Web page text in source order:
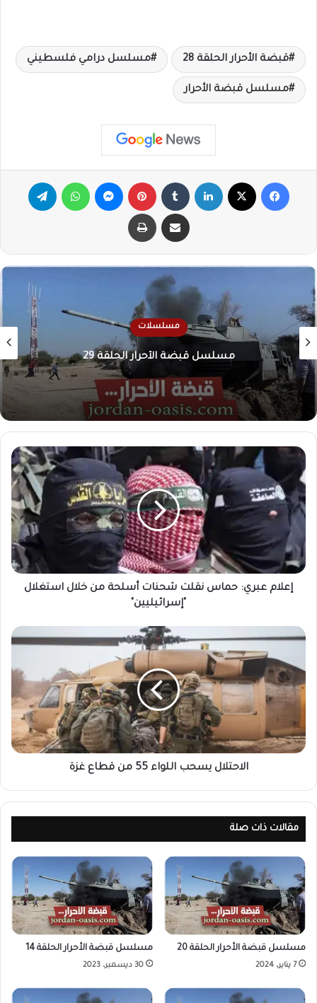
قبضة الأحرار الحلقة 28 مسلسل درامي فلسطيني
مسلسل قبضة الأحرار
مسلسلات
مسلسل قبضة الأحرار الحلقة 29
إعلام عبري: حماس نقلت شحنات أسلحة من خلال استغلال
"إسرائيليين"
الاحتلال يسحب اللواء 55 من قطاع غزة
مقالات ذات صلة
مسلسل قبضة الأحرار الحلقة 20
7 يناير، 2024
مسلسل قبضة الأحرار الحلقة 14
30 ديسمبر، 2023